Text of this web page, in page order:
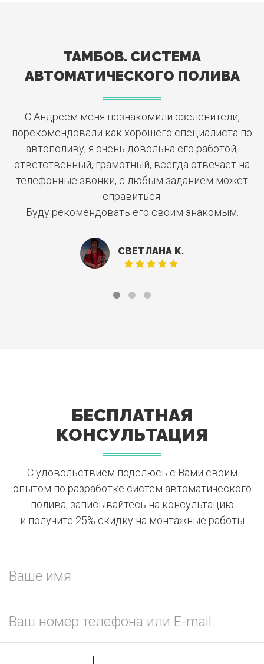
декоративной отсыпкой из щепы,
гальки.
по участку системой клапанов.
ТАМБОВ. СИСТЕМА
АВТОМАТИЧЕСКОГО ПОЛИВА
С Андреем меня познакомили озеленители,
порекомендовали как хорошего специалиста по
автополиву, я очень довольна его работой,
ответственный, грамотный, всегда отвечает на
телефонные звонки, с любым заданием может
справиться.
Буду рекомендовать его своим знакомым.
СВЕТЛАНА К.
БЕСПЛАТНАЯ
КОНСУЛЬТАЦИЯ
С удовольствием поделюсь с Вами своим
опытом по разработке систем автоматического
полива, записывайтесь на консультацию
и получите 25% скидку на монтажные работы